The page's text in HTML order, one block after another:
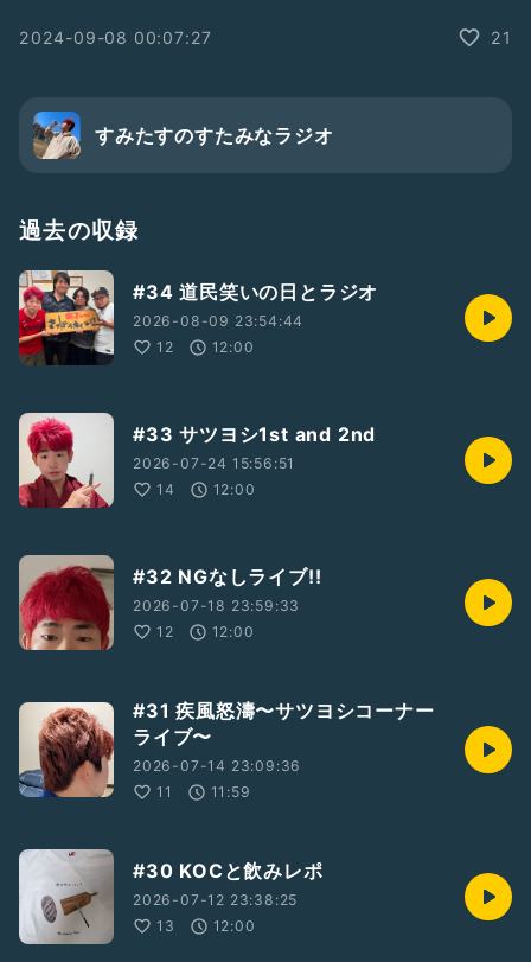
2024-09-08 00:07:27 21
すみたすのすたみなラジオ
過去の収録
#34 道民笑いの日とラジオ
2026-08-09 23:54:44
12
12:00
#33 サツヨシ1st and 2nd
2026-07-24 15:56:51
14
12:00
#32 NGなしライブ!!
2026-07-18 23:59:33
12
12:00
#31 疾風怒濤〜サツヨシコーナー
ライブ〜
2026-07-14 23:09:36
11
11:59
#30 KOCと飲みレポ
2026-07-12 23:38:25
13
12:00